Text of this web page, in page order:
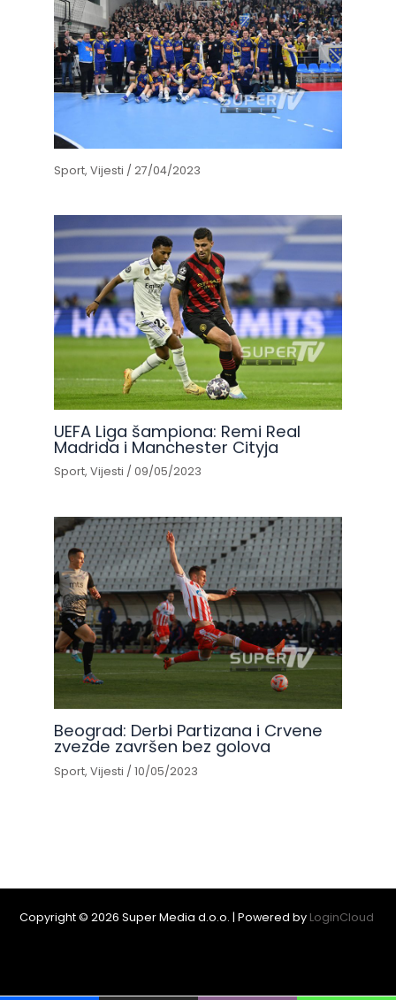
Sport,Vijesti /27/04/2023
UEFA Liga šampiona: Remi Real
Madrida i Manchester Cityja
Sport,Vijesti /09/05/2023
Beograd: Derbi Partizana i Crvene
zvezde završen bez golova
Sport,Vijesti /10/05/2023
Copyright © 2026 Super Media d.o.o. | Powered by LoginCloud